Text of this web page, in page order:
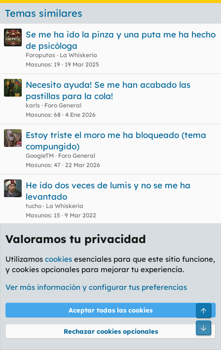
Temas similares
Se me ha ido la pinza y una puta me ha hecho
de psicóloga
Foroputas
La Whiskería
Masunos 19 19 Mar 2025
Necesito ayuda! Se me han acabado las
pastillas para la cola!
karls
Foro General
Masunos 68 4 Ene 2026
Estoy triste el moro me ha bloqueado (tema
compungido)
GoogleTM
Foro General
Masunos 47 22 Mar 2026
He ido dos veces de lumis y no se me ha
levantado
tucho
La Whiskería
Masunos 15 9 Mar 2022
Una MILF llama a mi puerta.
Loscojones Foro Rapiñas
25 Oct 2023
Compartir:
Valoramos tu privacidad
Utilizamos cookies esenciales para que este sitio funcione,
y cookies opcionales para mejorar tu experiencia.
Ver más información y configurar tus preferencias
Aceptar todas las cookies
Rechazar cookies opcionales
Pie